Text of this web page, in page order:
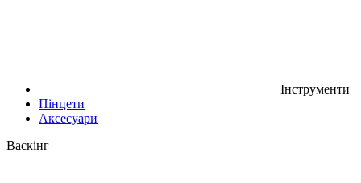
Інструменти
Пінцети
Аксесуари
Васкінг